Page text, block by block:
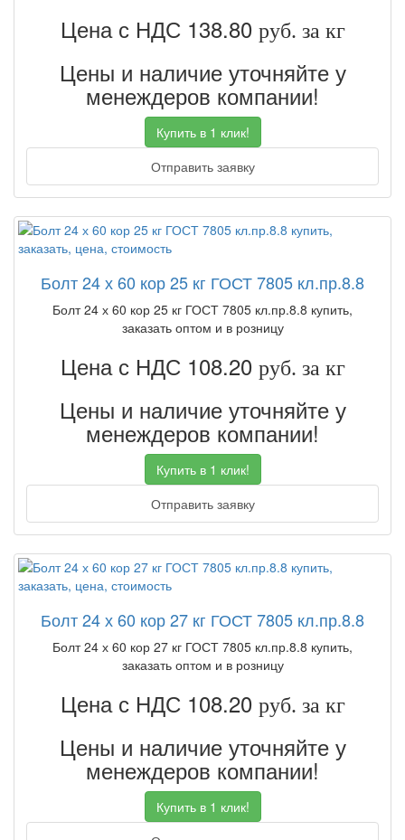
Цена с НДС 138.80 руб. за кг
Цены и наличие уточняйте у
менеждеров компании!
Купить в 1 клик!
Отправить заявку
Болт 24 х 60 кор 25 кг ГОСТ 7805 кл.пр.8.8
Болт 24 х 60 кор 25 кг ГОСТ 7805 кл.пр.8.8 купить,
заказать оптом и в розницу
Цена с НДС 108.20 руб. за кг
Цены и наличие уточняйте у
менеждеров компании!
Купить в 1 клик!
Отправить заявку
Болт 24 х 60 кор 27 кг ГОСТ 7805 кл.пр.8.8
Болт 24 х 60 кор 27 кг ГОСТ 7805 кл.пр.8.8 купить,
заказать оптом и в розницу
Цена с НДС 108.20 руб. за кг
Цены и наличие уточняйте у
менеждеров компании!
Купить в 1 клик!